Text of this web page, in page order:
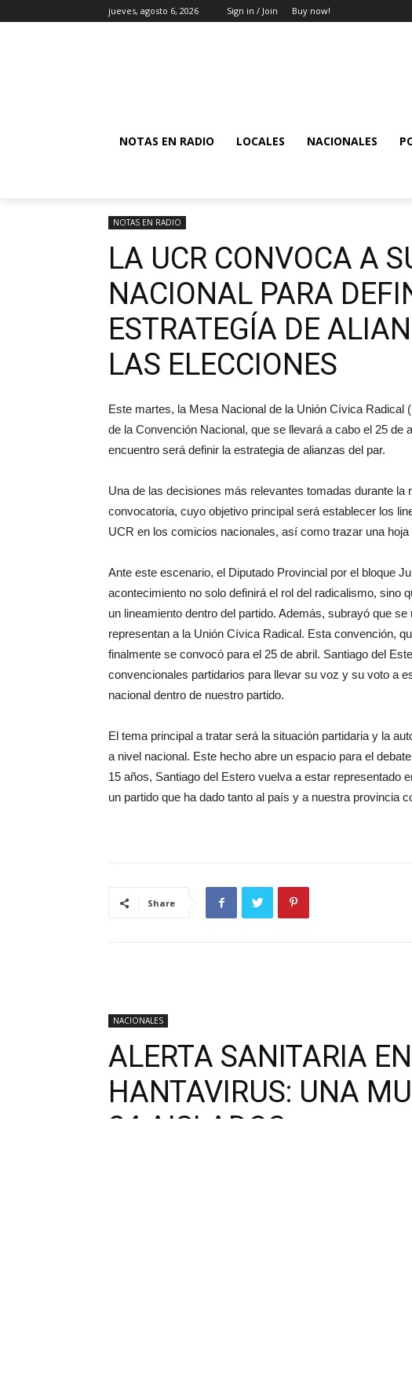
jueves, agosto 6, 2026 Sign in / Join Buy now!
NOTAS EN RADIO LOCALES NACIONALES
NOTAS EN RADIO
LA UCR CONVOCA A
NACIONAL PARA
ESTRATEGÍA DE
LAS ELECCIONES
Este martes, la Mesa Nacional de la Unión Cívica Radical
de la Convención Nacional, que se llevará a cabo el 25 de
encuentro será definir la estrategia de alianzas del par.
Una de las decisiones más relevantes tomadas durante la
convocatoria, cuyo objetivo principal será establecer los
UCR en los comicios nacionales, así como trazar una hoja
Ante este escenario, el Diputado Provincial por el bloque
acontecimiento no solo definirá el rol del radicalismo, sino
un lineamiento dentro del partido. Además, subrayó que
representan a la Unión Cívica Radical. Esta convención,
finalmente se convocó para el 25 de abril. Santiago del
convencionales partidarios para llevar su voz y su voto a
nacional dentro de nuestro partido.
El tema principal a tratar será la situación partidaria y la
a nivel nacional. Este hecho abre un espacio para el
15 años, Santiago del Estero vuelva a estar representado
un partido que ha dado tanto al país y a nuestra provincia
Share